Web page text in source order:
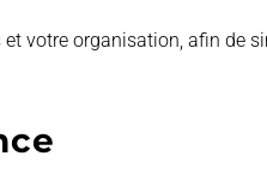
votre organisation, afin de